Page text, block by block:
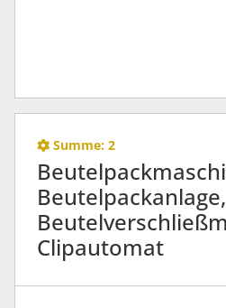
Summe: 2
Beutelpackanlage,
Clipautomat